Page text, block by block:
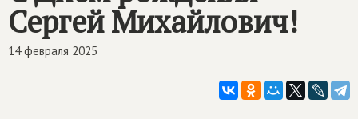
Сергей Михайлович!
14 февраля 2025